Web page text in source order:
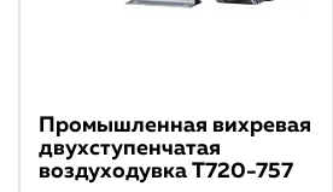
Промышленная вихревая
двухступенчатая
воздуходувка T720-757